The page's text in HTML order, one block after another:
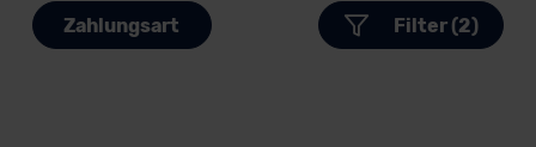
Zahlungsart Filter (2)